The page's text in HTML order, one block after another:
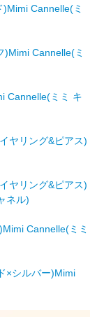
Cannelle(ミ
)Mimi Cannelle(ミ
Cannelle(ミミ キ
ヤリング&ピアス)
ヤリング&ピアス)
ネル)
Cannelle(ミミ
×シルバー)Mimi